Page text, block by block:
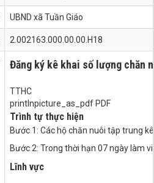
UBND xã Tuần Giáo
2.002163.000.00.00.H18
Đăng ký kê khai số lượng chăn
TTHC
printInpicture_as_pdf PDF
Trình tự thực hiện
Bước 1: Các hộ chăn nuôi tập trung
Bước 2: Trong thời hạn 07 ngày làm
Lĩnh vực